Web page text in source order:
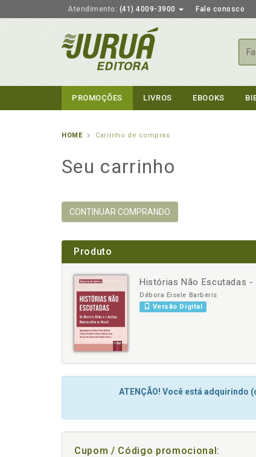
Atendimento: (41) 4009-3900 Fale conosco
PROMOÇÕES LIVROS EBOOKS
HOME Carrinho de compras
Seu carrinho
CONTINUAR COMPRANDO
Produto
Histórias Não Escutadas
Débora Eisele Barberis
Versão Digital
-
ATENÇÃO! Você está adquirindo
Cupom / Código promocional: